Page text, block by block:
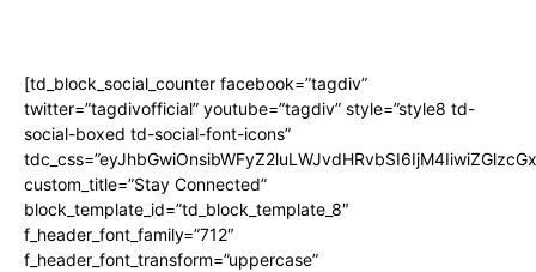
[td_block_social_counter facebook=”tagdiv”
twitter=”tagdivofficial” youtube=”tagdiv” style=”style8 td-
social-boxed td-social-font-icons”
custom_title=”Stay Connected”
block_template_id=”td_block_template_8″
f_header_font_family=”712″
f_header_font_transform=”uppercase”